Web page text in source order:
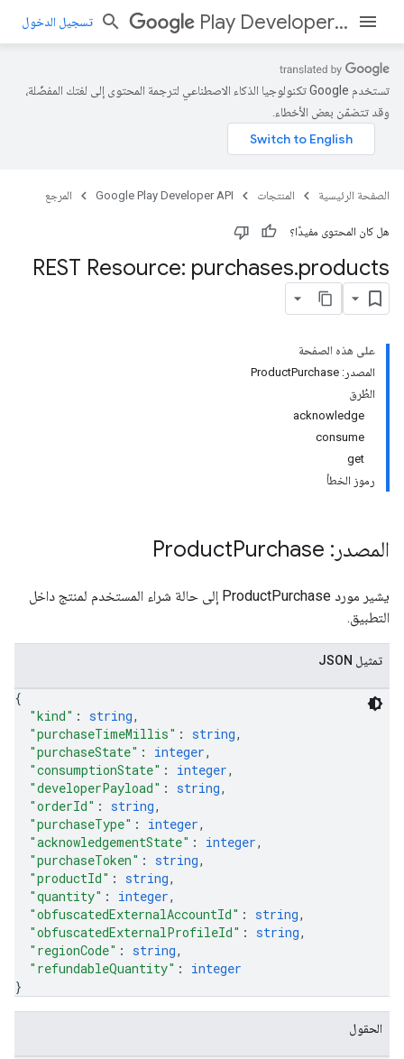
Play Developer API تسجيل الدخول
تستخدم Google تكنولوجيا الذكاء الاصطناعي لترجمة المحتوى إلى لغتك المفضّلة،
وقد تتضمّن بعض الأخطاء.
الصفحة الرئيسية المنتجات Google Play Developer API المرجع
هل كان المحتوى مفيدًا؟
REST Resource: purchases.products
على هذه الصفحة
المصدر: ProductPurchase
الطُرق
acknowledge
consume
get
رموز الخطأ
المصدر: Product Purchase
يشير مورد ProductPurchase إلى حالة شراء المستخدم لمنتج داخل
التطبيق.
تمثيل JSON
{
"kind" : string,
"purchaseTimeMillis" : string,
"purchaseState" : integer,
"consumptionState" : integer,
"developerPayload" : string,
"orderId" : string,
"purchaseType" : integer,
"acknowledgementState" : integer,
"purchaseToken" : string,
"productId" : string,
"quantity" : integer,
"obfuscatedExternalAccountId" : string,
"obfuscatedExternalProfileId" : string,
"regionCode" : string,
"refundableQuantity" : integer
}
الحقول